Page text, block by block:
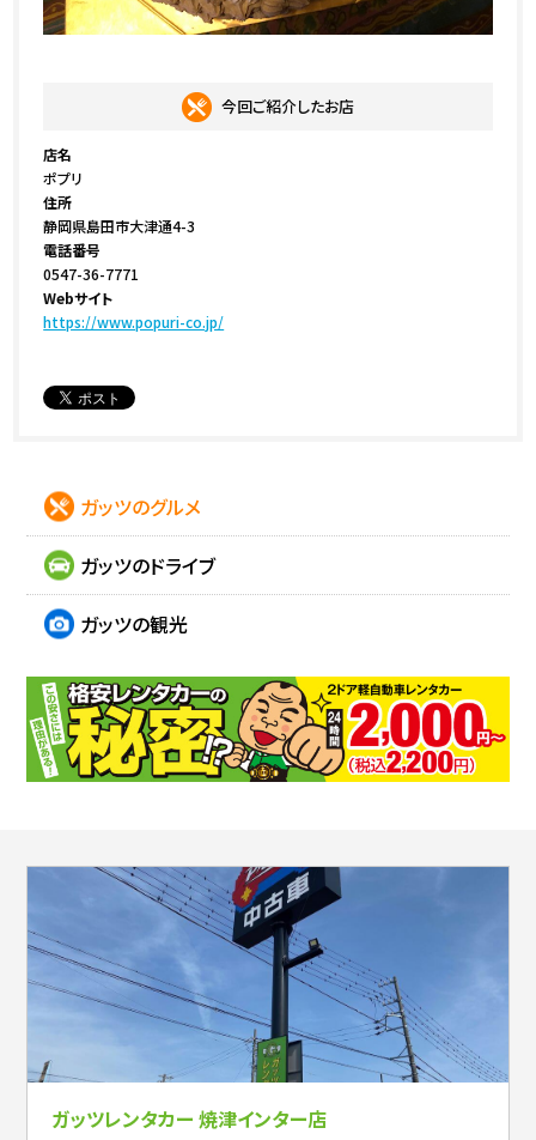
今回ご紹介したお店
店名
ポプリ
住所
静岡県島田市大津通4-3
電話番号
0547-36-7771
Webサイト
https://www.popuri-co.jp/
ガッツのグルメ
ガッツのドライブ
ガッツの観光
ガッツレンタカー 焼津インター店